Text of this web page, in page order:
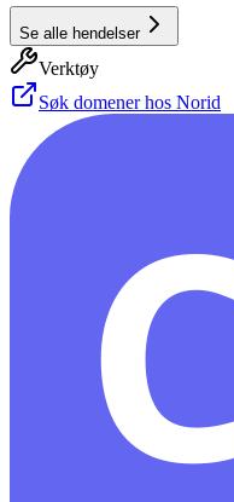
Se alle hendelser
Verktøy
Søk domener hos Norid